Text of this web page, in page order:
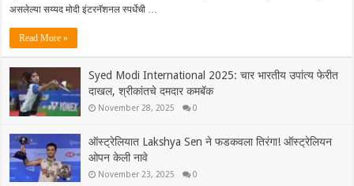
असलेल्या सय्यद मोदी इंटरनॅशनल स्पर्धेची …
Read More »
Syed Modi International 2025: चार भारतीय उपांत्य फेरीत
दाखल, श्रीकांतचे दमदार कमबॅक
November 28, 2025 0
ऑस्ट्रेलियात Lakshya Sen ने फडकवला तिरंगा! ऑस्ट्रेलियन
ओपन केली नावे
November 23, 2025 0